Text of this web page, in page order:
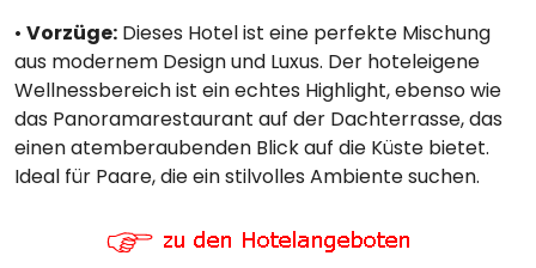
• Vorzüge: Dieses Hotel ist eine perfekte Mischung
aus modernem Design und Luxus. Der hoteleigene
Wellnessbereich ist ein echtes Highlight, ebenso wie
das Panoramarestaurant auf der Dachterrasse, das
einen atemberaubenden Blick auf die Küste bietet.
Ideal für Paare, die ein stilvolles Ambiente suchen.